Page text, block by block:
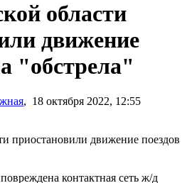
области
движение
"обстрела"
, 18 октября 2022, 12:55
контактная сеть ж/д